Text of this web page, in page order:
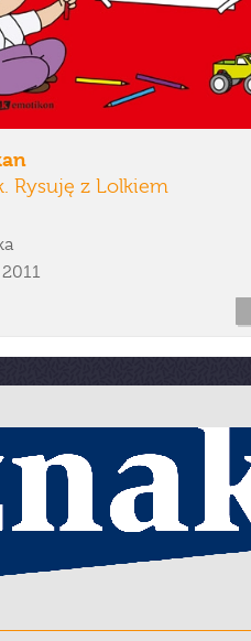
Rysuję z Lolkiem